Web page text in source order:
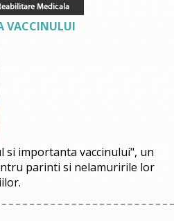
VACCINULUI
si importanta vaccinului", un
parinti si nelamuririle lor